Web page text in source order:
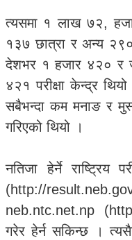
त्यसमा १ लाख ७२,
१३७ छात्रा र अन्य २९०
देशभर १ हजार ४२० र
४२१ परीक्षा केन्द्र
सबैभन्दा कम मनाङ र
गरिएको थियो ।
नतिजा हेर्ने राष्ट्रिय
(http://
neb.ntc.net.np
गरेर हेर्न सकिन्छ ।